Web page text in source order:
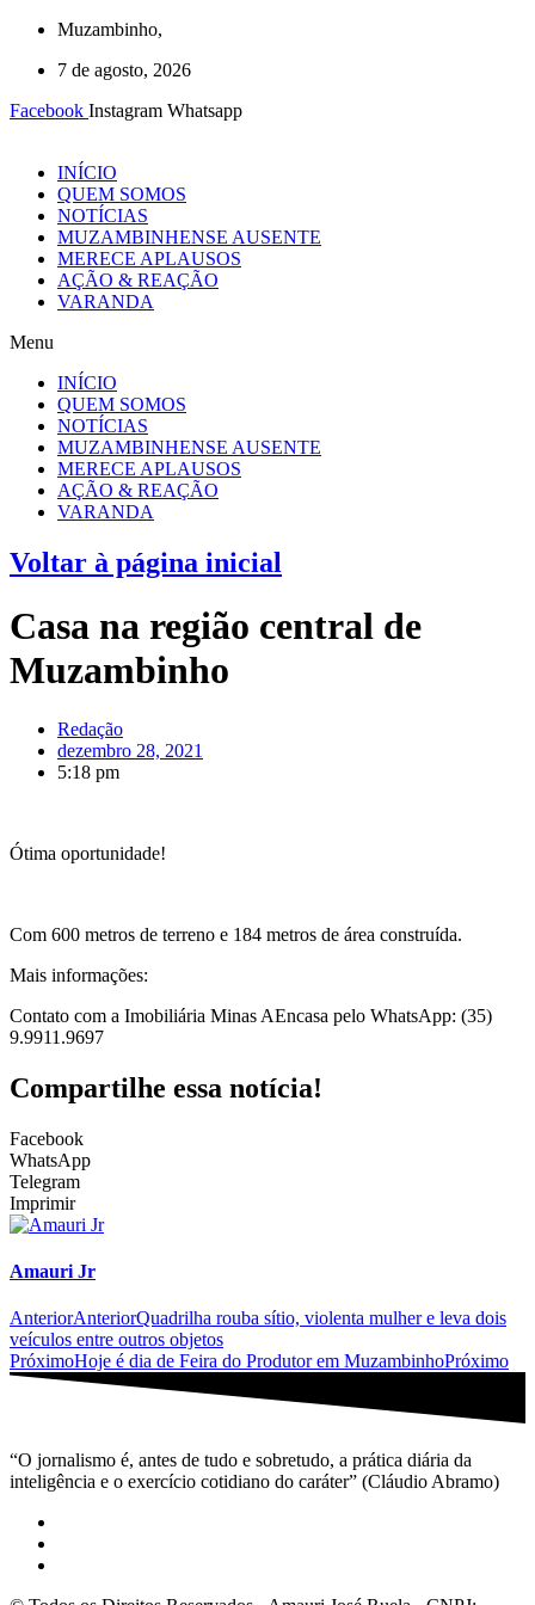
Muzambinho,
7 de agosto, 2026
Facebook Instagram Whatsapp
INÍCIO
QUEM SOMOS
NOTÍCIAS
MUZAMBINHENSE AUSENTE
MERECE APLAUSOS
AÇÃO & REAÇÃO
VARANDA
Menu
INÍCIO
QUEM SOMOS
NOTÍCIAS
MUZAMBINHENSE AUSENTE
MERECE APLAUSOS
AÇÃO & REAÇÃO
VARANDA
Voltar à página inicial
Casa na região central de
Muzambinho
Redação
dezembro 28, 2021
5:18 pm
Ótima oportunidade!
Com 600 metros de terreno e 184 metros de área construída.
Mais informações:
Contato com a Imobiliária Minas AEncasa pelo WhatsApp: (35)
9.9911.9697
Compartilhe essa notícia!
Facebook
WhatsApp
Telegram
Imprimir
Amauri Jr
AnteriorAnteriorQuadrilha rouba sítio, violenta mulher e leva dois
veículos entre outros objetos
PróximoHoje é dia de Feira do Produtor em MuzambinhoPróximo
“O jornalismo é, antes de tudo e sobretudo, a prática diária da
inteligência e o exercício cotidiano do caráter” (Cláudio Abramo)